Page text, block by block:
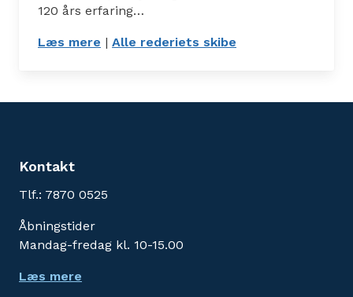
120 års erfaring…
Læs mere : Hurtigruten
| Alle rederiets skibe
Kontakt
Tlf.: 7870 0525
Åbningstider
Mandag-fredag kl. 10-15.00
Læs mere